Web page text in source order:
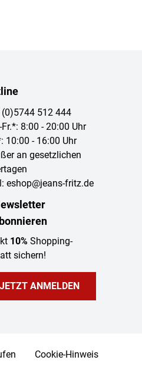
512 444
Fr.*: 8:00 - 20:00 Uhr
10:00 - 16:00 Uhr
an gesetzlichen
eshop@jeans-fritz.de
10%Shopping-
sichern!
JETZT ANMELDEN
Cookie-Hinweis